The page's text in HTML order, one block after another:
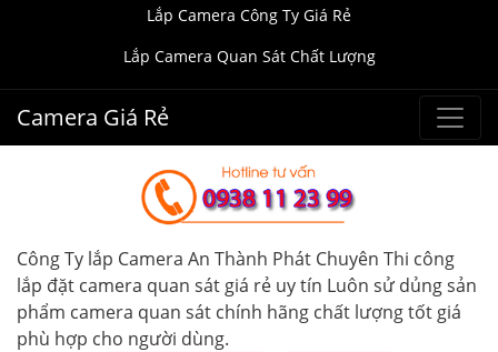
Lắp Camera Công Ty Giá Rẻ
Lắp Camera Quan Sát Chất Lượng
Camera Giá Rẻ
Công Ty lắp Camera An Thành Phát Chuyên Thi công
lắp đặt camera quan sát giá rẻ uy tín Luôn sử dủng sản
phẩm camera quan sát chính hãng chất lượng tốt giá
phù hợp cho người dùng.